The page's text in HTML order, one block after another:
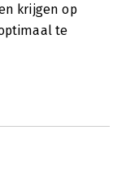
krijgen op
te